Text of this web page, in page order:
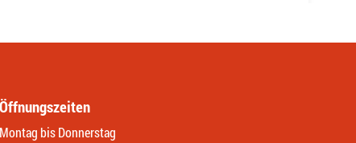
Öffnungszeiten
Montag bis Donnerstag